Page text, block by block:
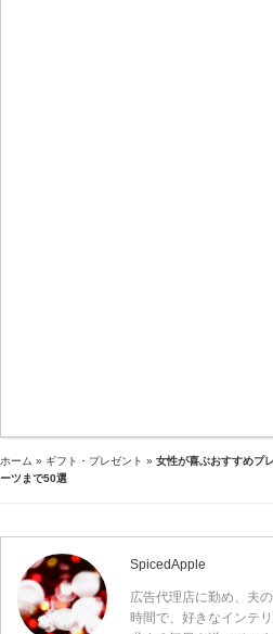
ホーム » ギフト・プレゼント » 女性が喜ぶおすすめプ
ーツまで50選
SpicedApple
広告代理店に勤め、夫
時間で、好きなインテ